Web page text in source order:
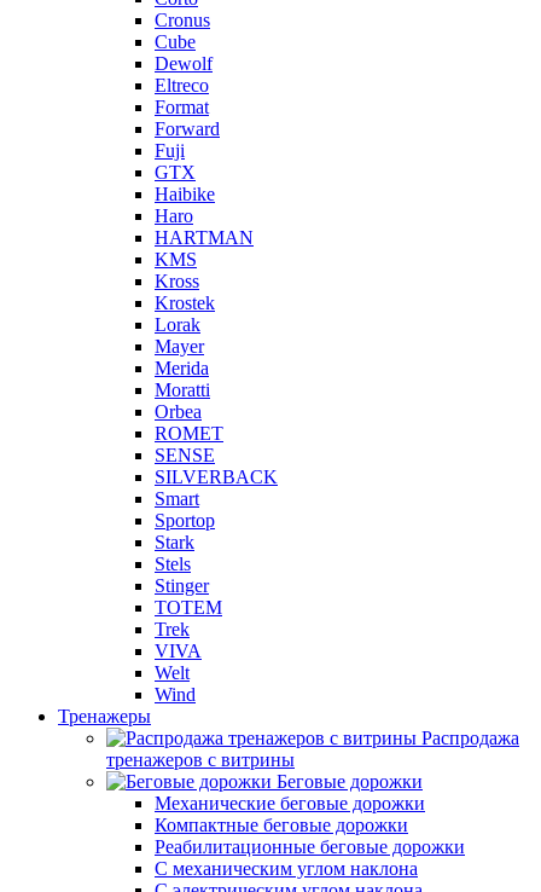
Cronus
Cube
Dewolf
Eltreco
Format
Forward
Fuji
GTX
Haibike
Haro
HARTMAN
KMS
Kross
Krostek
Lorak
Mayer
Merida
Moratti
Orbea
ROMET
SENSE
SILVERBACK
Smart
Sportop
Stark
Stels
Stinger
TOTEM
Trek
VIVA
Welt
Wind
Тренажеры
Распродажа
тренажеров с витрины
Беговые дорожки
Механические беговые дорожки
Компактные беговые дорожки
Реабилитационные беговые дорожки
С механическим углом наклона